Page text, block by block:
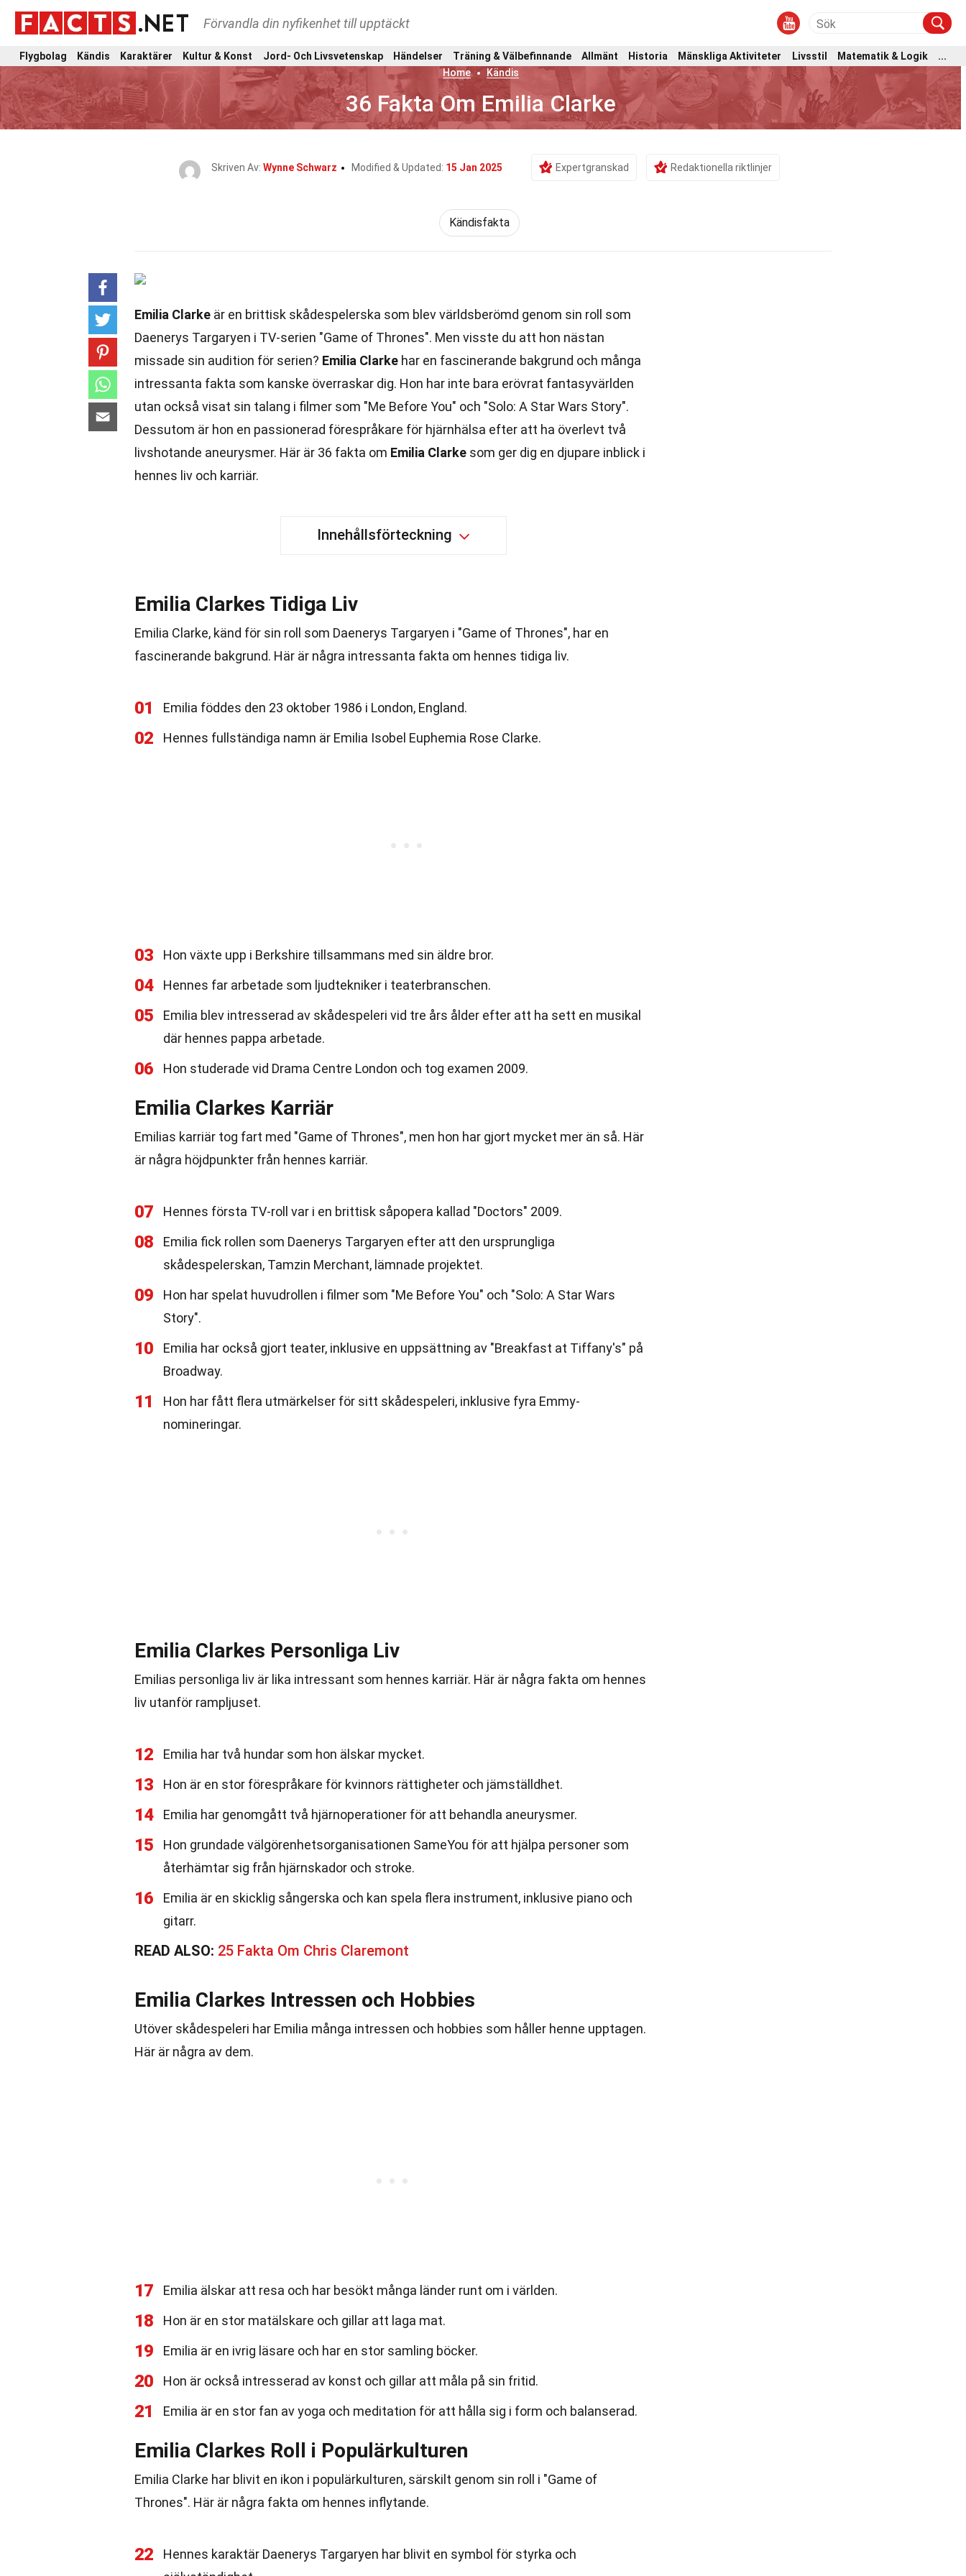
Förvandla din nyfikenhet till upptäckt
Flygbolag Kändis Karaktärer Kultur & Konst Jord- Och Livsvetenskap Händelser Träning & Välbefinnande Allmänt Historia Mänskliga Aktiviteter Livsstil Matematik & Logik
...
Home
Kändis
36 Fakta Om Emilia Clarke
Skriven Av: Wynne Schwarz Modified & Updated: 15 Jan 2025 Expertgranskad Redaktionella riktlinjer
Kändisfakta
Emilia Clarke är en brittisk skådespelerska som blev världsberömd genom sin roll som
Daenerys Targaryen i TV-serien "Game of Thrones". Men visste du att hon nästan
missade sin audition för serien? Emilia Clarke har en fascinerande bakgrund och många
intressanta fakta som kanske överraskar dig. Hon har inte bara erövrat fantasyvärlden
utan också visat sin talang i filmer som "Me Before You" och "Solo: A Star Wars Story".
Dessutom är hon en passionerad förespråkare för hjärnhälsa efter att ha överlevt två
livshotande aneurysmer. Här är 36 fakta om Emilia Clarke som ger dig en djupare inblick i
hennes liv och karriär.
Innehållsförteckning
Emilia Clarkes Tidiga Liv
Emilia Clarke, känd för sin roll som Daenerys Targaryen i "Game of Thrones", har en
fascinerande bakgrund. Här är några intressanta fakta om hennes tidiga liv.
01 Emilia föddes den 23 oktober 1986 i London, England.
02 Hennes fullständiga namn är Emilia Isobel Euphemia Rose Clarke.
03 Hon växte upp i Berkshire tillsammans med sin äldre bror.
04 Hennes far arbetade som ljudtekniker i teaterbranschen.
05
Emilia blev intresserad av skådespeleri vid tre års ålder efter att ha sett en musikal
där hennes pappa arbetade.
06 Hon studerade vid Drama Centre London och tog examen 2009.
Emilia Clarkes Karriär
Emilias karriär tog fart med "Game of Thrones", men hon har gjort mycket mer än så. Här
är några höjdpunkter från hennes karriär.
07 Hennes första TV-roll var i en brittisk såpopera kallad "Doctors" 2009.
08
Emilia fick rollen som Daenerys Targaryen efter att den ursprungliga
skådespelerskan, Tamzin Merchant, lämnade projektet.
09
Hon har spelat huvudrollen i filmer som "Me Before You" och "Solo: A Star Wars
Story".
10
Emilia har också gjort teater, inklusive en uppsättning av "Breakfast at Tiffany's" på
Broadway.
11
Hon har fått flera utmärkelser för sitt skådespeleri, inklusive fyra Emmy-
nomineringar.
Emilia Clarkes Personliga Liv
Emilias personliga liv är lika intressant som hennes karriär. Här är några fakta om hennes
liv utanför rampljuset.
12 Emilia har två hundar som hon älskar mycket.
13 Hon är en stor förespråkare för kvinnors rättigheter och jämställdhet.
14 Emilia har genomgått två hjärnoperationer för att behandla aneurysmer.
15
Hon grundade välgörenhetsorganisationen SameYou för att hjälpa personer som
återhämtar sig från hjärnskador och stroke.
16
Emilia är en skicklig sångerska och kan spela flera instrument, inklusive piano och
gitarr.
READ ALSO: 25 Fakta Om Chris Claremont
Emilia Clarkes Intressen och Hobbies
Utöver skådespeleri har Emilia många intressen och hobbies som håller henne upptagen.
Här är några av dem.
17 Emilia älskar att resa och har besökt många länder runt om i världen.
18 Hon är en stor matälskare och gillar att laga mat.
19 Emilia är en ivrig läsare och har en stor samling böcker.
20 Hon är också intresserad av konst och gillar att måla på sin fritid.
21 Emilia är en stor fan av yoga och meditation för att hålla sig i form och balanserad.
Emilia Clarkes Roll i Populärkulturen
Emilia Clarke har blivit en ikon i populärkulturen, särskilt genom sin roll i "Game of
Thrones". Här är några fakta om hennes inflytande.
22
Hennes karaktär Daenerys Targaryen har blivit en symbol för styrka och